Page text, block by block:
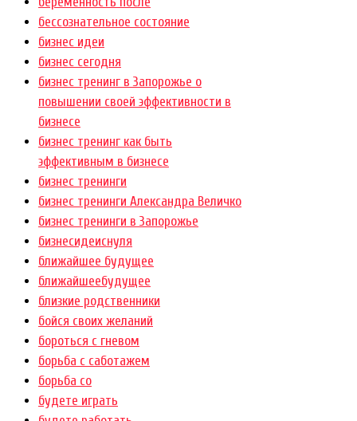
бессознательное состояние
бизнес идеи
бизнес сегодня
бизнес тренинг в Запорожье о
повышении своей эффективности в
бизнесе
бизнес тренинг как быть
эффективным в бизнесе
бизнес тренинги
бизнес тренинги Александра Величко
бизнес тренинги в Запорожье
бизнесидеиснуля
ближайшее будущее
ближайшеебудущее
близкие родственники
бойся своих желаний
бороться с гневом
борьба с саботажем
борьба со
будете играть